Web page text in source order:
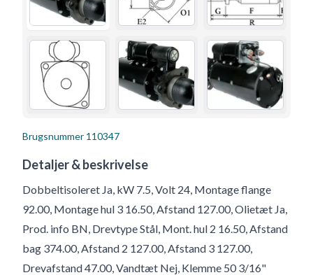
Brugsnummer 110347
Detaljer & beskrivelse
Dobbeltisoleret Ja, kW 7.5, Volt 24, Montage flange
92.00, Montage hul 3 16.50, Afstand 127.00, Olietæt Ja,
Prod. info BN, Drevtype Stål, Mont. hul 2 16.50, Afstand
bag 374.00, Afstand 2 127.00, Afstand 3 127.00,
Drevafstand 47.00, Vandtæt Nej, Klemme 50 3/16"